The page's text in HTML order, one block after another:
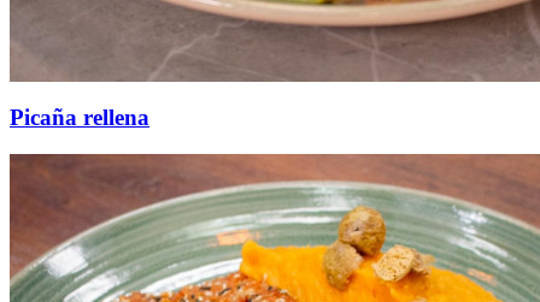
Picaña rellena